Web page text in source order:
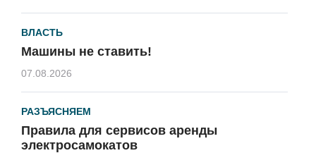
ВЛАСТЬ
Машины не ставить!
07.08.2026
РАЗЪЯСНЯЕМ
Правила для сервисов аренды
электросамокатов